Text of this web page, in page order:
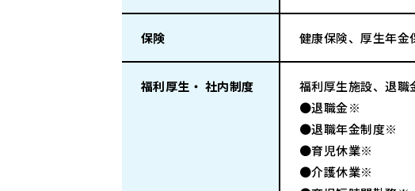
保険 健康保険、厚生年金
福利厚生・ 社内制度
福利厚生施設、退職
●退職金※
●退職年金制度※
●育児休業※
●介護休業※